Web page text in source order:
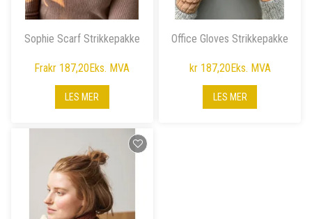
Sophie Scarf Strikkepakke
Frakr 187,20Eks. MVA
LES MER
Office Gloves Strikkepakke
kr 187,20Eks. MVA
LES MER